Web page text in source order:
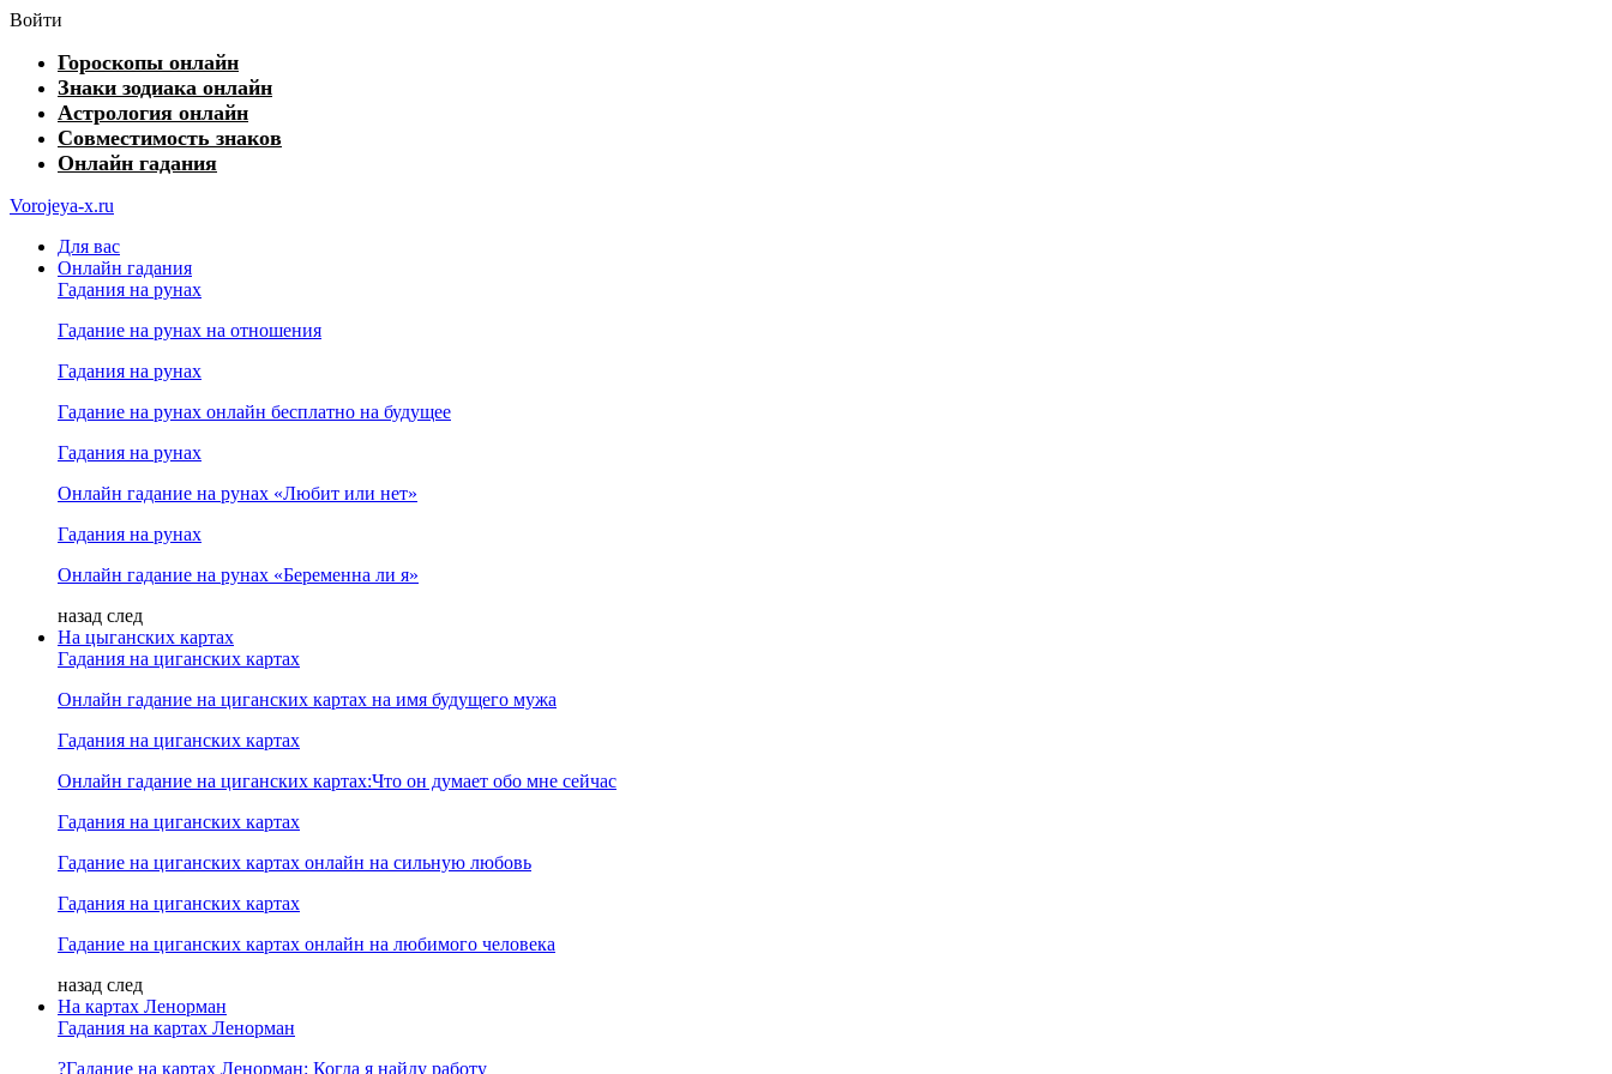
Войти
Гороскопы онлайн
Знаки зодиака онлайн
Астрология онлайн
Совместимость знаков
Онлайн гадания
Vorojeya-x.ru
Для вас
Онлайн гадания
Гадания на рунах
Гадание на рунах на отношения
Гадания на рунах
Гадание на рунах онлайн бесплатно на будущее
Гадания на рунах
Онлайн гадание на рунах «Любит или нет»
Гадания на рунах
Онлайн гадание на рунах «Беременна ли я»
назад след
На цыганских картах
Гадания на циганских картах
Онлайн гадание на циганских картах на имя будущего мужа
Гадания на циганских картах
Онлайн гадание на циганских картах:Что он думает обо мне сейчас
Гадания на циганских картах
Гадание на циганских картах онлайн на сильную любовь
Гадания на циганских картах
Гадание на циганских картах онлайн на любимого человека
назад след
На картах Ленорман
Гадания на картах Ленорман
?Гадание на картах Ленорман: Когда я найду работу